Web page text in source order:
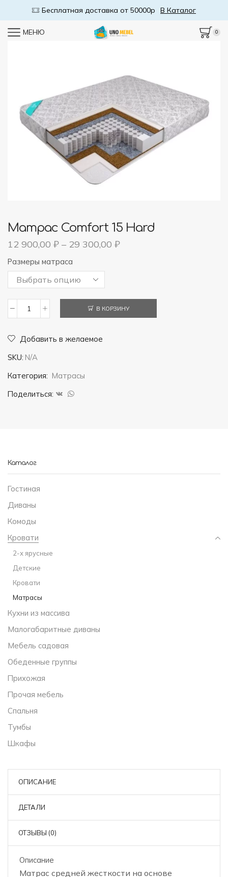
Бесплатная доставка от 50000р В Каталог
МЕНЮ 0
Матрас Comfort 15 Hard
12 900,00 ₽ – 29 300,00 ₽
Размеры матраса
Матрас
Comfort
15
В КОРЗИНУ
Добавить в желаемое
SKU: N/A
Категория: Матрасы
Поделиться:
Каталог
Гостиная
Диваны
Комоды
Кровати
2-х ярусные
Детские
Кровати
Матрасы
Кухни из массива
Малогабаритные диваны
Мебель садовая
Обеденные группы
Прихожая
Прочая мебель
Спальня
Тумбы
Шкафы
ОПИСАНИЕ
ДЕТАЛИ
ОТЗЫВЫ (0)
Описание
Матрас средней жесткости на основе